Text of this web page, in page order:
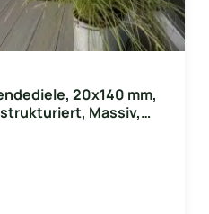
20x140 mm,
Massiv,